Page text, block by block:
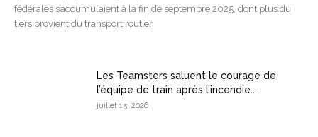
fédérales s’accumulaient à la fin de septembre 2025, dont plus du
tiers provient du transport routier.
Les Teamsters saluent le courage de
l’équipe de train après l’incendie...
juillet 15, 2026